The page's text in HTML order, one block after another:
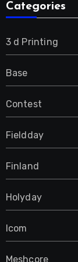
Categories
3 d Printing
Base
Contest
Fieldday
Finland
Holyday
Icom
Meshcore